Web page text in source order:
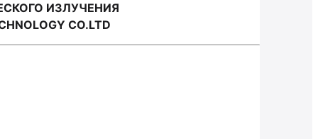
ИЗЛУЧЕНИЯ
CO.LTD